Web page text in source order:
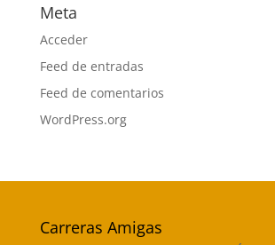
Meta
Acceder
Feed de entradas
Feed de comentarios
WordPress.org
Carreras Amigas